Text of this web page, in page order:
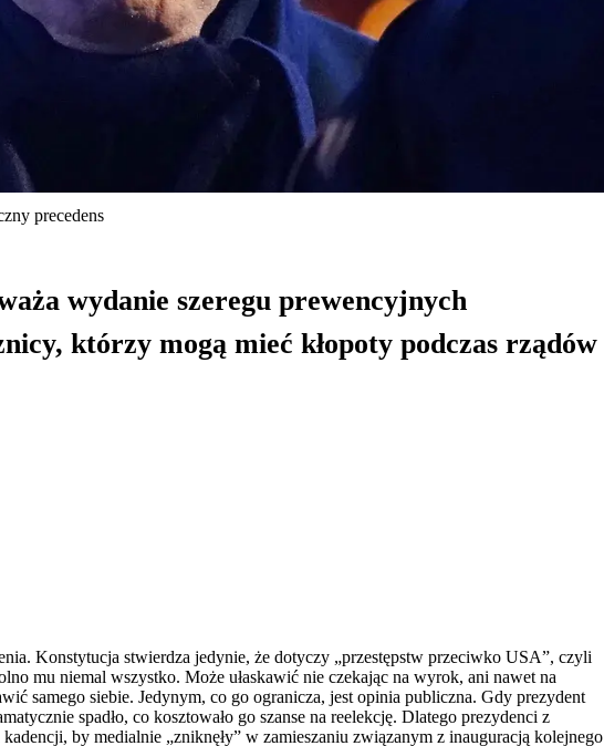
precedens
wydanie szeregu prewencyjnych
którzy mogą mieć kłopoty podczas rządów
Konstytucja stwierdza jedynie, że dotyczy „przestępstw przeciwko USA”, czyli
mu niemal wszystko. Może ułaskawić nie czekając na wyrok, ani nawet na
samego siebie. Jedynym, co go ogranicza, jest opinia publiczna. Gdy prezydent
spadło, co kosztowało go szanse na reelekcję. Dlatego prezydenci z
by medialnie „zniknęły” w zamieszaniu związanym z inauguracją kolejnego